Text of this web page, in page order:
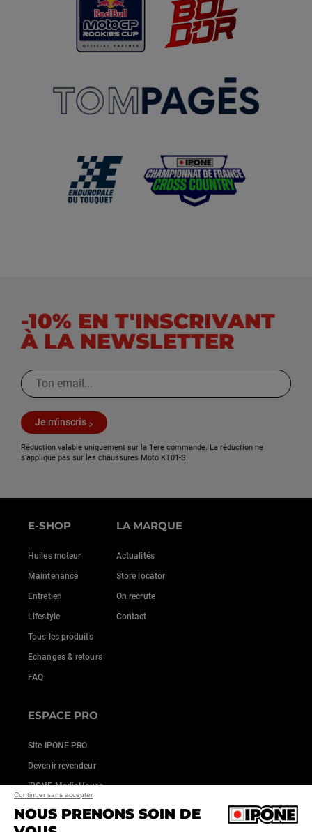
Continuer sans accepter
NOUS PRENONS SOIN DE
-10% EN T'INSCRIVANT
À LA NEWSLETTER
Je m'inscris
Réduction valable uniquement sur la 1ère commande. La réduction ne
s'applique pas sur les chaussures Moto KT01-S.
E-SHOP
Huiles moteur
Maintenance
Entretien
Lifestyle
Tous les produits
Echanges & retours
FAQ
LA MARQUE
Actualités
Store locator
On recrute
Contact
ESPACE PRO
Site IPONE PRO
Devenir revendeur
IPONE MediaHouse